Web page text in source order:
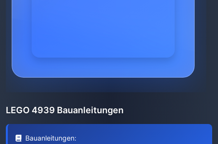
LEGO 4939 Bauanleitungen
Bauanleitungen: